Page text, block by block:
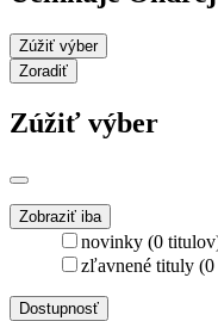
Zúžiť výber
Zoradiť
Zúžiť výber
Zobraziť iba
novinky (0
zľavnené tituly
Dostupnosť